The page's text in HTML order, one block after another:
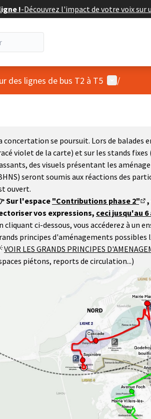
!-Découvrez l'impact de votre voix sur
des lignes de bus T2 à T5 Menu
/
concertation se poursuit. Lors de balades
violet de la carte) et sur les stands
des visuels présentant les
seront soumis aux réactions des
ouvert.
Sur l'espace"Contributions phase 2"
,
vos expressions, ceci jusqu'au 6
cliquant ci-dessous, vous accéderez à un
principes d'aménagements possibles
VOIR LES GRANDS PRINCIPES
piétons, reports de circulation...)